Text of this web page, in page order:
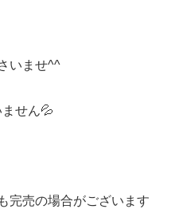
いませ^^
せん💦
完売の場合がございます